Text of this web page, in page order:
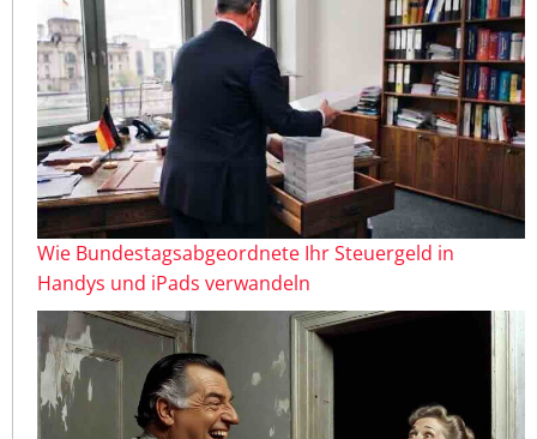
Wie Bundestagsabgeordnete Ihr Steuergeld in
Handys und iPads verwandeln